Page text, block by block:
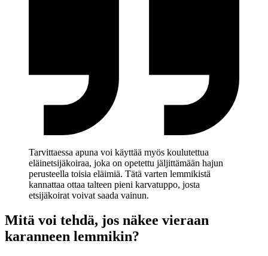
Tarvittaessa apuna voi käyttää myös koulutettua
eläinetsijäkoiraa, joka on opetettu jäljittämään hajun
perusteella toisia eläimiä. Tätä varten lemmikistä
kannattaa ottaa talteen pieni karvatuppo, josta
etsijäkoirat voivat saada vainun.
Mitä voi tehdä, jos näkee vieraan
karanneen lemmikin?